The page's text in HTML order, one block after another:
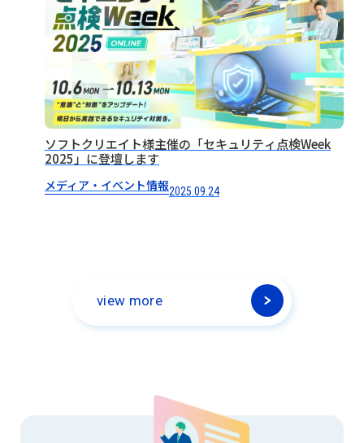
ソフトクリエイト様主催の「セキュリティ点検Week
2025」に登壇します
メディア・イベント情報2025.09.24
view more